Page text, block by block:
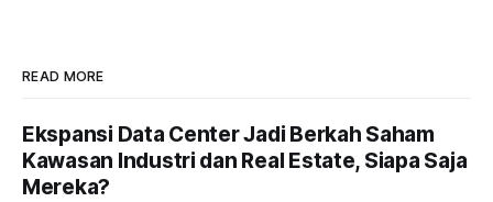
READ MORE
Ekspansi Data Center Jadi Berkah Saham
Kawasan Industri dan Real Estate, Siapa Saja
Mereka?